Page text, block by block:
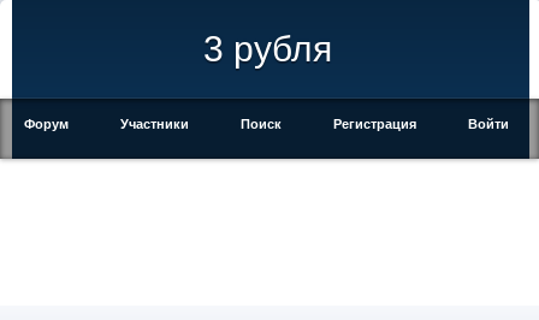
3 рубля
Форум Участники Поиск Регистрация Войти